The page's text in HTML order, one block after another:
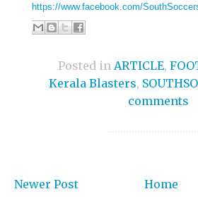
https://www.facebook.com/
Posted in ARTICLE,
Kerala Blasters,
comments
Newer Post Home